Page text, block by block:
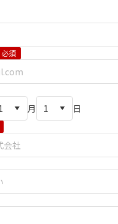
必須
月
日